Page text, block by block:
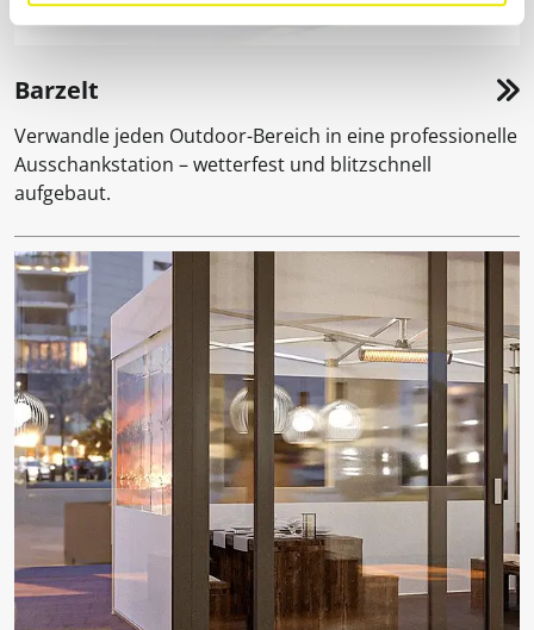
Barzelt
Verwandle jeden Outdoor-Bereich in eine professionelle
Ausschankstation – wetterfest und blitzschnell
aufgebaut.